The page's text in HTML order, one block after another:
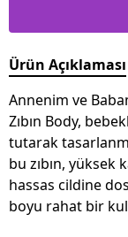
Ürün Açıklaması
Annenim ve
Zıbın Body,
tutarak
bu zıbın, yüksek
hassas cildine
boyu rahat bir